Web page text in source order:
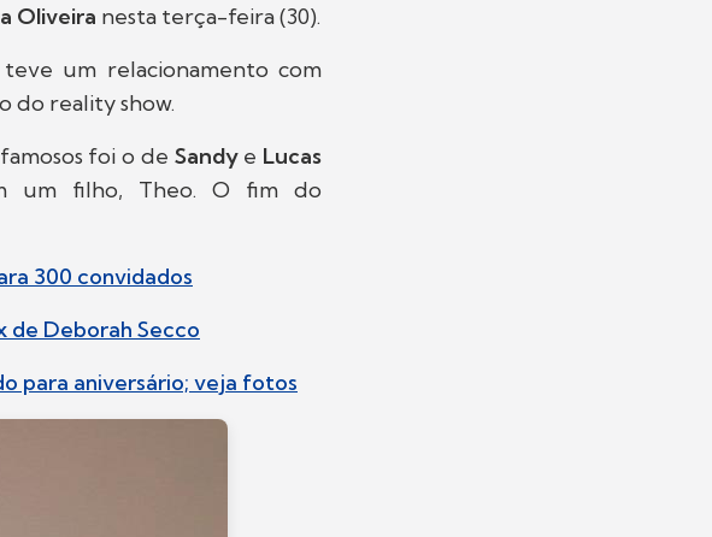
Oliveira nesta terça-feira (30).
um relacionamento com
do reality show.
foi o de Sandye Lucas
um filho, Theo. O fim do
300 convidados
de Deborah Secco
para aniversário; veja fotos